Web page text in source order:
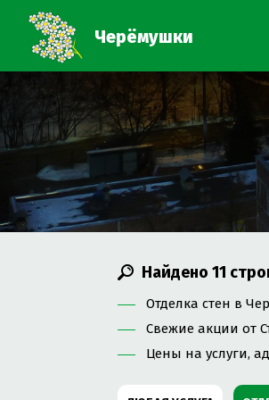
Черёмушки
Найдено 11
Отделка стен в
Свежие акции от
Цены на услуги,